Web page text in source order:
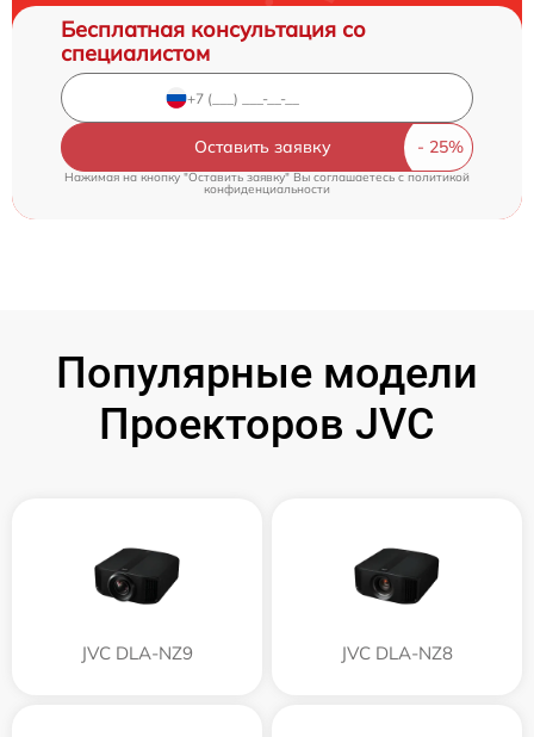
Бесплатная консультация со
специалистом
Оставить заявку
Нажимая на кнопку "Оставить заявку" Вы соглашаетесь cполитикой
конфиденциальности
Популярные модели
Проекторов JVC
JVC DLA-NZ9 JVC DLA-NZ8